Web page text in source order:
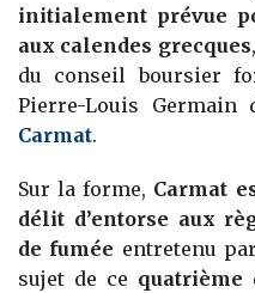
initialement prévue
aux calendes grecques
du conseil boursier
Pierre-Louis Germain
Carmat.
Sur la forme, Carmat
délit d’entorse aux
de fumée entretenu
sujet de ce quatrième